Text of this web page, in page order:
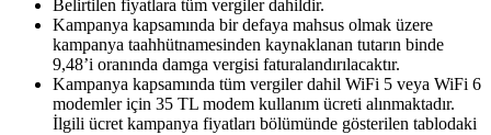
Belirtilen fiyatlara tüm vergiler dahildir.
Kampanya kapsamında bir defaya mahsus olmak üzere
kampanya taahhütnamesinden kaynaklanan tutarın binde
9,48’i oranında damga vergisi faturalandırılacaktır.
Kampanya kapsamında tüm vergiler dahil WiFi 5 veya WiFi 6
modemler için 35 TL modem kullanım ücreti alınmaktadır.
İlgili ücret kampanya fiyatları bölümünde gösterilen tablodaki